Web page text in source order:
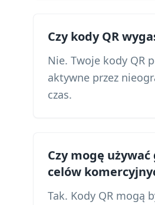
Czy kody QR
Nie. Twoje kody QR
aktywne przez
czas.
Czy mogę używać
celów
Tak. Kody QR mogą